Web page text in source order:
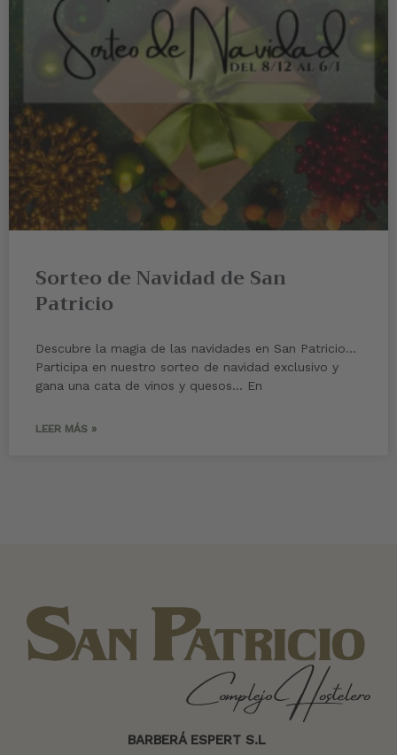
Sorteo de Navidad de San
Patricio
Descubre la magia de las navidades en San Patricio…
Participa en nuestro sorteo de navidad exclusivo y
gana una cata de vinos y quesos… En
LEER MÁS »
BARBERÁ ESPERT S.L